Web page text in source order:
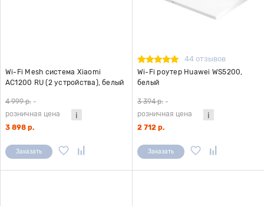
Wi-Fi Mesh система Xiaomi
AC1200 RU (2 устройства), белый
4 999 р. -
розничная цена
3 898 р.
Заказать
44 отзывов
Wi-Fi роутер Huawei WS5200,
белый
3 394 р. -
розничная цена
2 712 р.
Заказать